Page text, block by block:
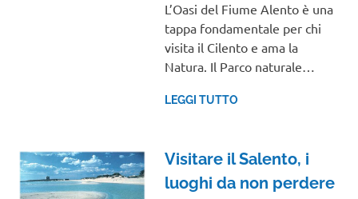
L’Oasi del Fiume Alento è una
tappa fondamentale per chi
visita il Cilento e ama la
Natura. Il Parco naturale…
LEGGI TUTTO
Visitare il Salento, i
luoghi da non perdere